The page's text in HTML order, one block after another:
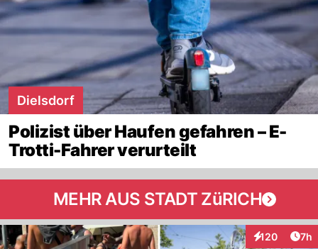
Dielsdorf
Polizist über Haufen gefahren – E-
Trotti-Fahrer verurteilt
MEHR AUS STADT ZüRICH
120
Interaktionen
7h